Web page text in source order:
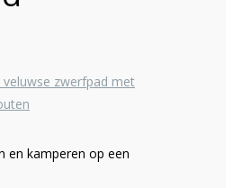
en kamperen op een